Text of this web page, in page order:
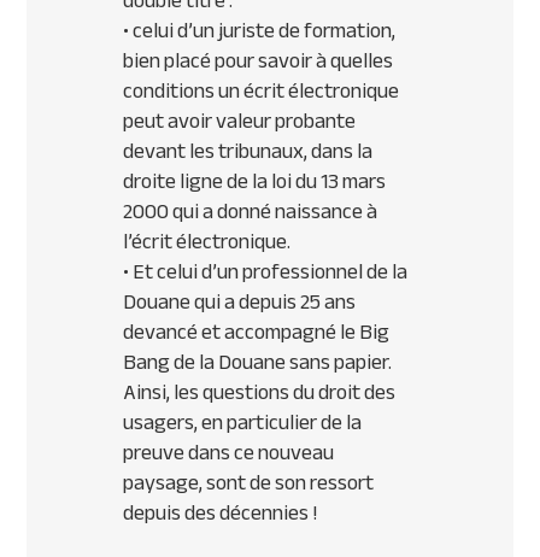
• celui d’un juriste de formation,
bien placé pour savoir à quelles
conditions un écrit électronique
peut avoir valeur probante
devant les tribunaux, dans la
droite ligne de la loi du 13 mars
2000 qui a donné naissance à
l’écrit électronique.
• Et celui d’un professionnel de la
Douane qui a depuis 25 ans
devancé et accompagné le Big
Bang de la Douane sans papier.
Ainsi, les questions du droit des
usagers, en particulier de la
preuve dans ce nouveau
paysage, sont de son ressort
depuis des décennies !